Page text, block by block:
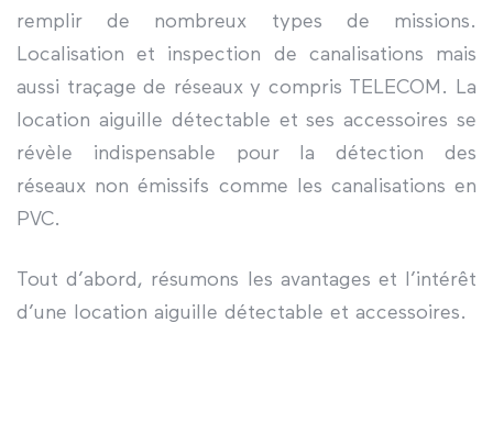
remplir de nombreux types de missions.
Localisation et inspection de canalisations mais
aussi traçage de réseaux y compris TELECOM. La
location aiguille détectable et ses accessoires se
révèle indispensable pour la détection des
réseaux non émissifs comme les canalisations en
PVC.
Tout d’abord, résumons les avantages et l’intérêt
d’une location aiguille détectable et accessoires.